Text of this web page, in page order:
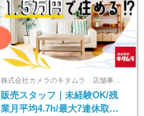
株式会社カメラのキタムラ 店舗事業部【カメラのキタムラ】
販売スタッフ｜未経験OK/残
業月平均4.7h/最大7連休取得